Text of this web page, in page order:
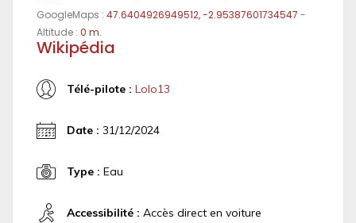
GoogleMaps : 47.6404926949512, -2.95387601734547 -
Altitude : 0 m.
Wikipédia
Télé-pilote : Lolo13
Date : 31/12/2024
Type : Eau
Accessibilité : Accès direct en voiture